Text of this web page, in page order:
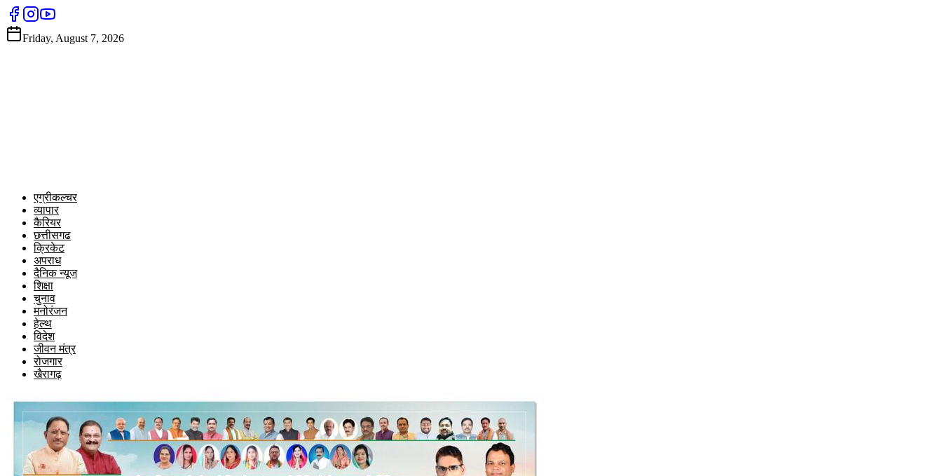
Friday, August 7, 2026
एग्रीकल्चर
व्यापार
कैरियर
छत्तीसगढ
क्रिकेट
अपराध
दैनिक न्यूज
शिक्षा
चुनाव
मनोरंजन
हेल्थ
विदेश
जीवन मंत्र
रोजगार
खैरागढ़